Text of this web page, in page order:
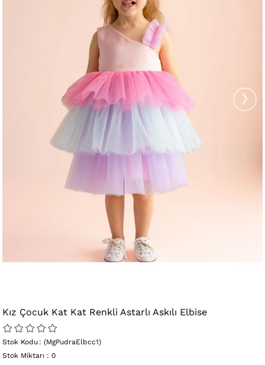
›
Kız Çocuk Kat Kat Renkli Astarlı Askılı Elbise
(MgPudraElbcc1)
Stok Kodu
Stok Miktarı : 0